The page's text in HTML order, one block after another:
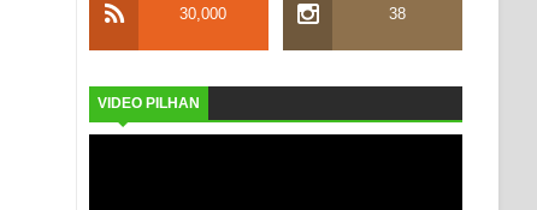
30,000 38
VIDEO PILHAN